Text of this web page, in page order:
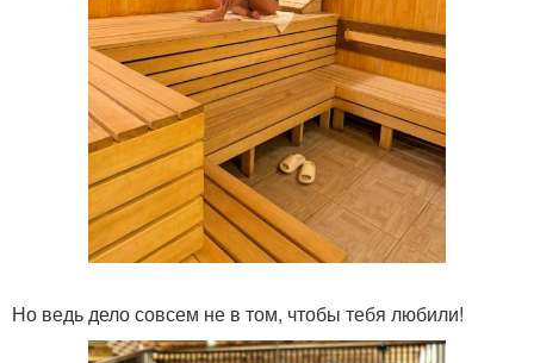
Но ведь дело совсем не в том, чтобы тебя любили!